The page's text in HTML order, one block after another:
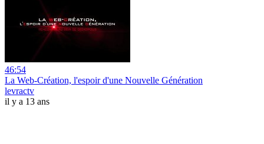
46:54
La Web-Création, l'espoir d'une Nouvelle Génération
levractv
il y a 13 ans